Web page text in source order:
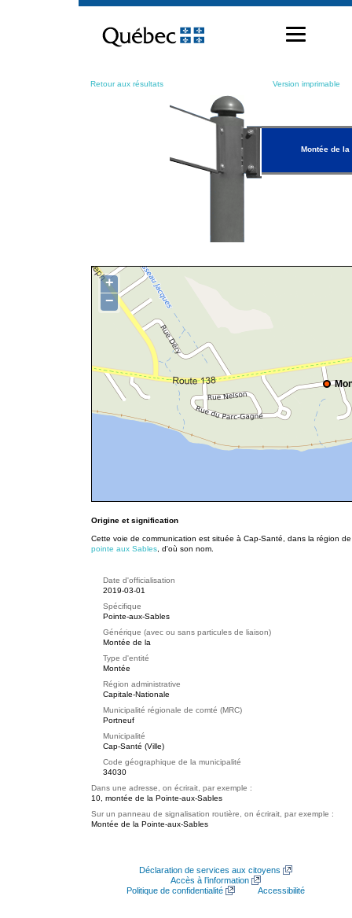
contenu
Retour aux résultats Version imprimable
Montée de
+
−
Origine et signification
Cette voie de communication est située à Cap-Santé, dans la région
pointe aux Sables , d'où son nom.
Date d'officialisation
2019-03-01
Spécifique
Pointe-aux-Sables
Générique (avec ou sans particules de liaison)
Montée de la
Type d'entité
Montée
Région administrative
Capitale-Nationale
Municipalité régionale de comté (MRC)
Portneuf
Municipalité
Cap-Santé (Ville)
Code géographique de la municipalité
34030
Dans une adresse, on écrirait, par exemple :
10, montée de la Pointe-aux-Sables
Sur un panneau de signalisation routière, on écrirait, par exemple :
Montée de la Pointe-aux-Sables
Déclaration de services aux citoyens
Accès à l’information
Politique de confidentialité
Accessibilité